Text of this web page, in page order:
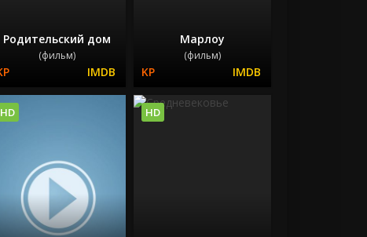
Родительский дом
(фильм)
Марлоу
(фильм)
HD HD